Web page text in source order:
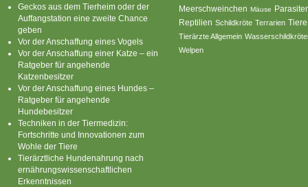
Geckos aus dem Tierheim oder der
Auffangstation eine zweite Chance
geben
Vor der Anschaffung eines Vogels
Vor der Anschaffung einer Katze – ein
Ratgeber für angehende
Katzenbesitzer
Vor der Anschaffung eines Hundes –
Ratgeber für angehende
Hundebesitzer
Techniken in der Tiermedizin:
Fortschritte und Innovationen zum
Wohle der Tiere
Tierärztliche Hundenahrung nach
ernährungswissenschaftlichen
Erkenntnissen
Meerschweinchen Mäuse
Reptilien Schildkröte Terrarien Tiere
Tierärzte Allgemein
Welpen